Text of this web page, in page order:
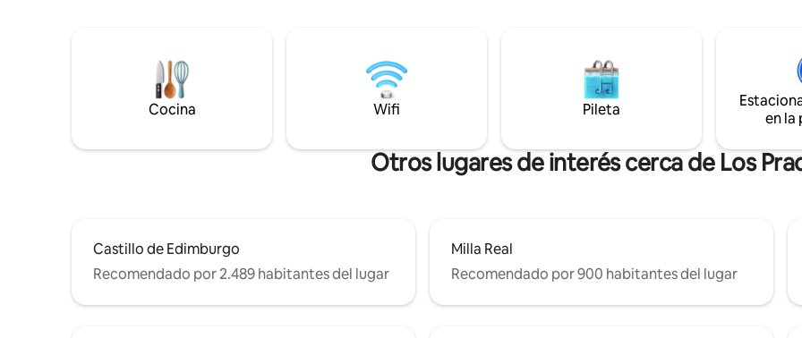
recientemente terminado, ubicado en el
jardín de una casa de campo del siglo XIX
en la tranquila zona de conservación de
Grange de Edimburgo. Jardín de vida
dentro y fuera y carga de vehículos
cama extraíble. Una misteriosa caverna
debajo de un panel de vidrio en el suelo.
Un refugio tranquilo y relajante. Terraza
tranquila con jardín. Pisos con
Estacionamiento. Impuesto del 5 %
desde el 24/07/2026
minutos de las numerosas
moda, bares, restaurantes y
de Bruntsfield. Puedes llegar
al centro de la ciudad en 20
hay una parada de autobús al
frecuente.
Cocina Wifi Pileta
en la
Otros lugares de interés cerca de Los
Castillo de Edimburgo
Recomendado por 2.489 habitantes del lugar
Milla Real
Recomendado por 900 habitantes del lugar